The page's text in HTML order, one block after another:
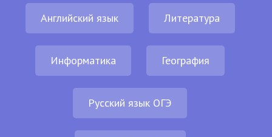
Английский язык Литература
Информатика География
Русский язык ОГЭ